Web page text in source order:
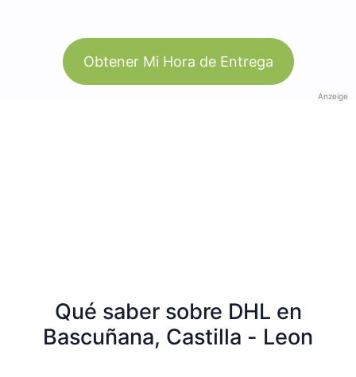
Obtener Mi Hora de Entrega
Anzeige
Qué saber sobre DHL en
Bascuñana, Castilla - Leon